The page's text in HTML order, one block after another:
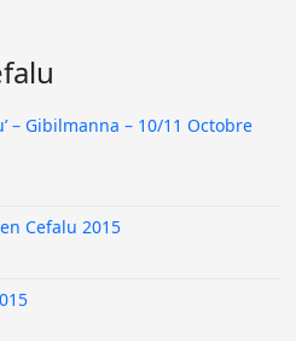
– Gibilmanna – 10/11 Octobre
Cefalu 2015